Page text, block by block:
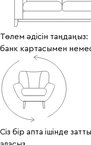
Төлем әдісін таңдаңыз:
банк картасымен
Сіз бір апта ішінде